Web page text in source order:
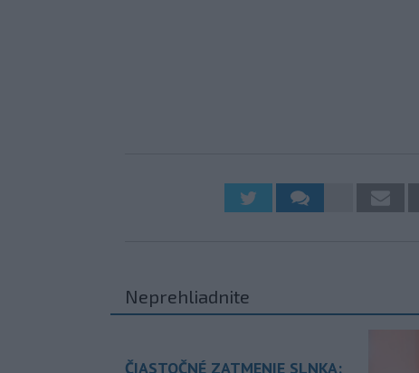
Neprehliadnite
ČIASTOČNÉ ZATMENIE SLNKA: